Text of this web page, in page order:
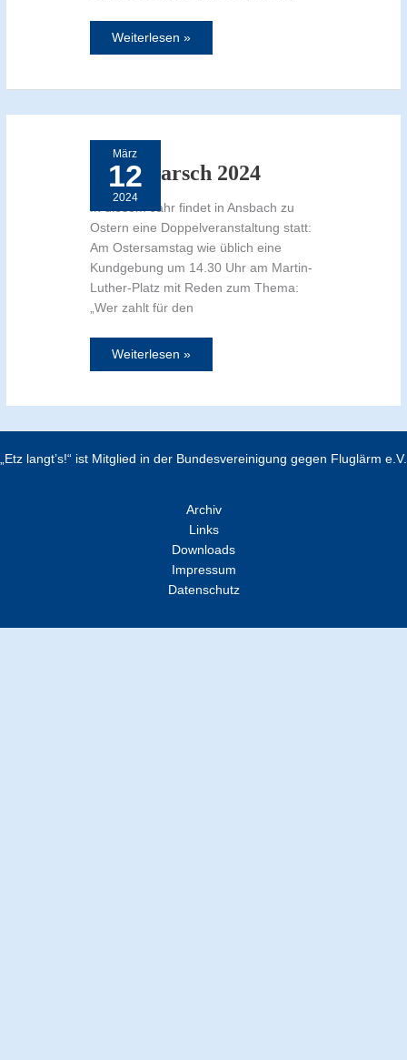
Weiterlesen »
März
12
2024
Ostermarsch 2024
In diesem Jahr findet in Ansbach zu
Ostern eine Doppelveranstaltung statt:
Am Ostersamstag wie üblich eine
Kundgebung um 14.30 Uhr am Martin-
Luther-Platz mit Reden zum Thema:
„Wer zahlt für den
Weiterlesen »
„Etz langt’s!“ ist Mitglied in der Bundesvereinigung gegen Fluglärm e.V.
Archiv
Links
Downloads
Impressum
Datenschutz